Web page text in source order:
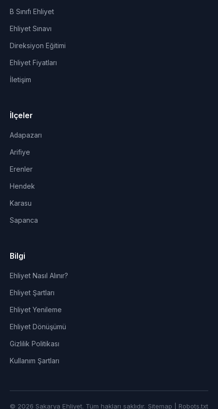
B Sınıfı Ehliyet
Ehliyet Sınavı
Direksiyon Eğitimi
Ehliyet Fiyatları
İletişim
İlçeler
Adapazarı
Arifiye
Erenler
Hendek
Karasu
Sapanca
Bilgi
Ehliyet Nasıl Alınır?
Ehliyet Şartları
Ehliyet Yenileme
Ehliyet Dönüşümü
Gizlilik Politikası
Kullanım Şartları
© 2026 Sakarya Ehliyet. Tüm hakları saklıdır. Sitemap Robots.txt